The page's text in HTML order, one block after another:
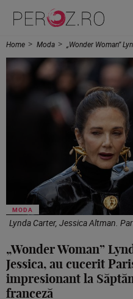
Home Moda „Wonder Woman” Lynda Carter și fiica ei,
MODA
„Wonder Woman”
Jessica, au cucerit
impresionant la
franceză